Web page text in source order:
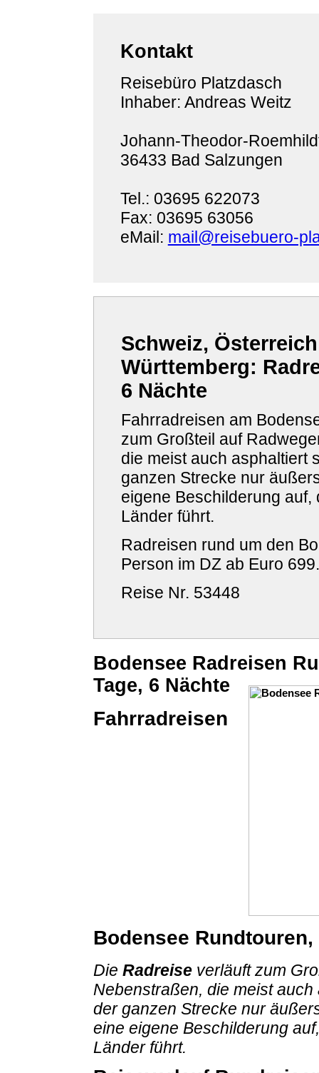
Kontakt
Reisebüro Platzdasch
Inhaber: Andreas Weitz
Johann-Theodor-
36433 Bad Salzungen
Tel.: 03695 622073
Fax: 03695 63056
eMail: mail@reisebuero-
Schweiz,
Württemberg:
6 Nächte
Fahrradreisen am
zum Großteil auf
die meist auch asphaltiert
ganzen Strecke nur
eigene Beschilderung
Länder führt.
Radreisen rund um den
Person im DZ ab Euro
Reise Nr. 53448
Bodensee Radreisen
Tage, 6 Nächte
Fahrradreisen
Bodensee
Die Radreiseverläuft zum
Nebenstraßen, die meist
der ganzen Strecke nur
eine eigene Beschilderung
Länder führt.